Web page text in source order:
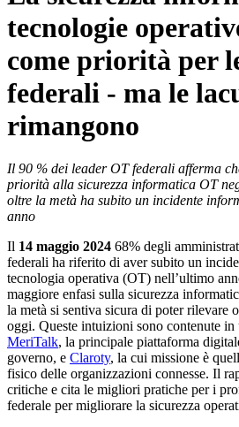
tecnologie
come priorità per
federali - ma le
rimangono
Il 90 % dei leader OT federali afferma
priorità alla sicurezza informatica OT
oltre la metà ha subito un incidente
anno
Il 14 maggio 2024 68% degli
federali ha riferito di aver subito un
tecnologia operativa (OT) nell’ultimo
maggiore enfasi sulla sicurezza
la metà si sentiva sicura di poter rilevare
oggi. Queste intuizioni sono contenute
MeriTalk, la principale piattaforma
governo, e Claroty, la cui missione è
fisico delle organizzazioni connesse. Il
critiche e cita le migliori pratiche per i
federale per migliorare la sicurezza